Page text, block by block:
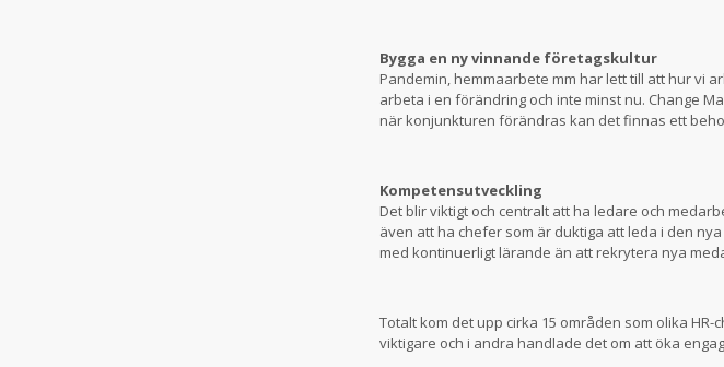
Bygga en ny vinnande företagskultur
Pandemin, hemmaarbete mm har lett till att hur vi
arbeta i en förändring och inte minst nu. Change
när konjunkturen förändras kan det finnas ett
Kompetensutveckling
Det blir viktigt och centralt att ha ledare och
även att ha chefer som är duktiga att leda i den
med kontinuerligt lärande än att rekrytera nya
Totalt kom det upp cirka 15 områden som olika
viktigare och i andra handlade det om att öka